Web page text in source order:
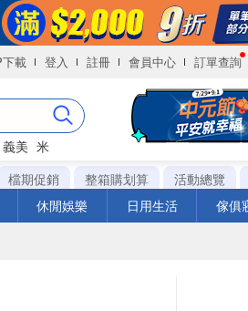
載 登入 註冊 會員中心 訂單查詢
義美 米
檔期促銷 整箱購划算 活動總覽
休閒娛樂 日用生活 傢俱